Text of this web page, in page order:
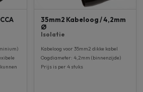
35mm2 Kabeloog / 4,2mm
Ø
Isolatie
Kabeloog voor 35mm2 dikke kabel
Oogdiameter: 4,2mm (binnenzijde)
Prijs is per 4 stuks